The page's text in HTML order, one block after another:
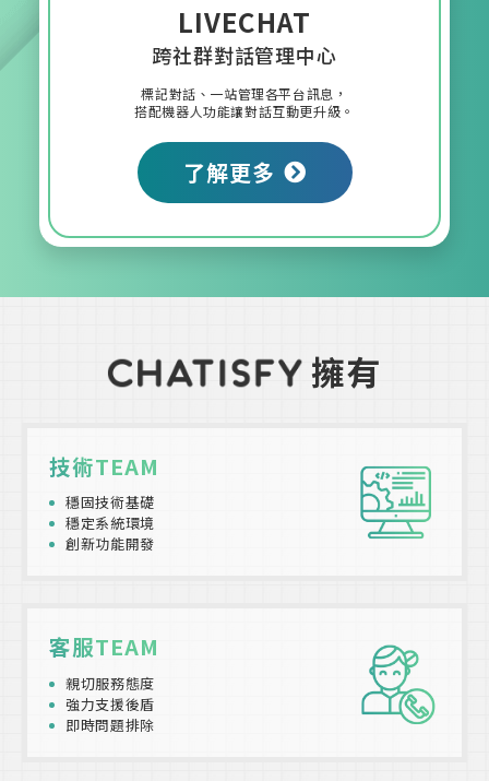
LIVECHAT
跨社群對話管理中心
標記對話、一站管理各平台訊息，
搭配機器人功能讓對話互動更升級。
了解更多
擁有
技術TEAM
穩固技術基礎
穩定系統環境
創新功能開發
客服TEAM
親切服務態度
強力支援後盾
即時問題排除